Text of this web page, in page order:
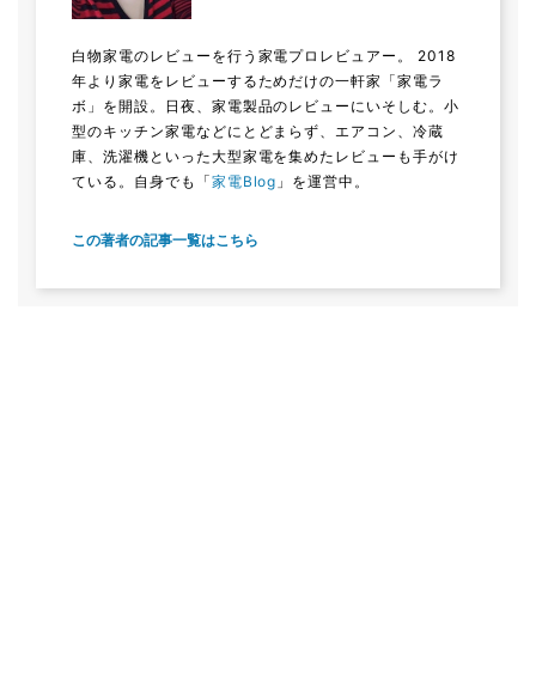
白物家電のレビューを行う家電プロレビュアー。 2018
年より家電をレビューするためだけの一軒家「家電ラ
ボ」を開設。日夜、家電製品のレビューにいそしむ。小
型のキッチン家電などにとどまらず、エアコン、冷蔵
庫、洗濯機といった大型家電を集めたレビューも手がけ
ている。自身でも「家電Blog 」を運営中。
この著者の記事一覧はこちら